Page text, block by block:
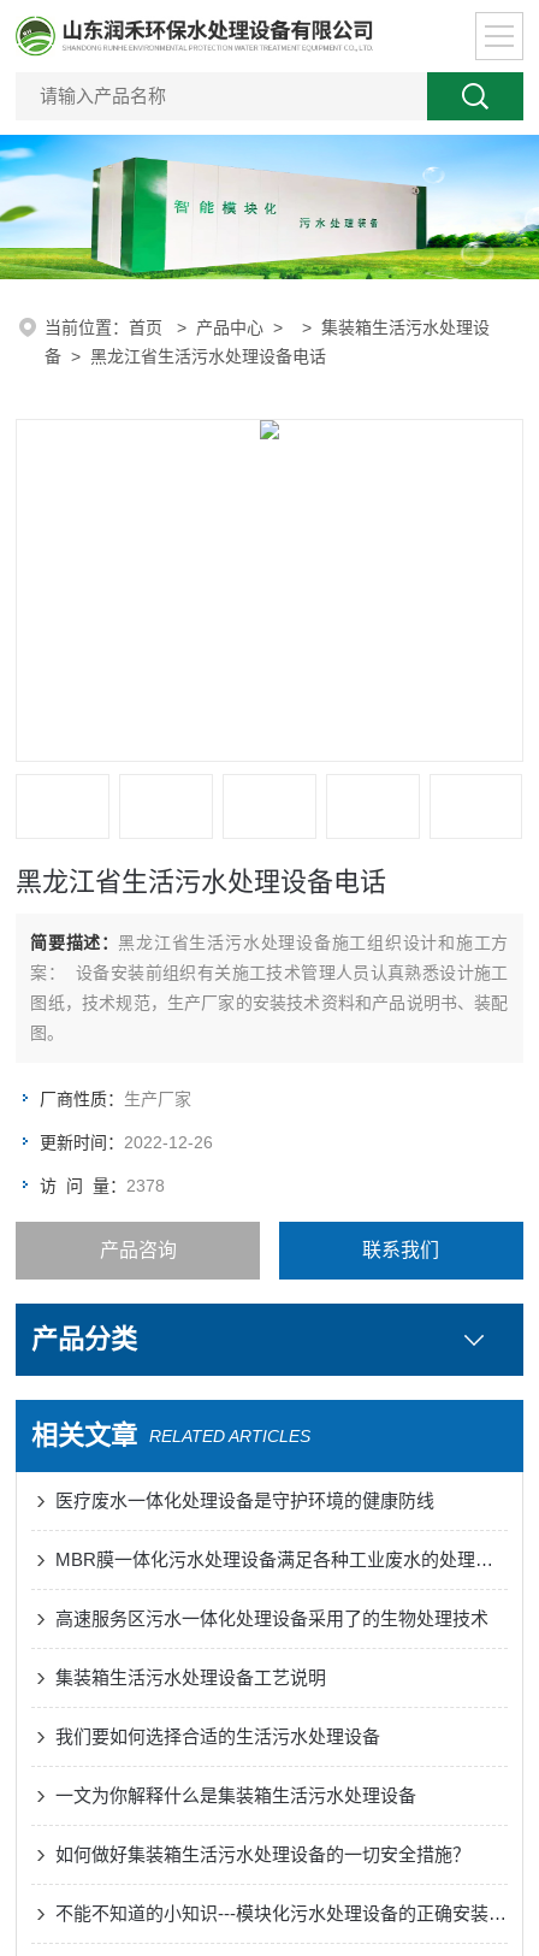
当前位置：首页 > 产品中心 > >集装箱生活污水处理设
备 > 黑龙江省生活污水处理设备电话
黑龙江省生活污水处理设备电话
简要描述：黑龙江省生活污水处理设备施工组织设计和施工方
案： 设备安装前组织有关施工技术管理人员认真熟悉设计施工
图纸，技术规范，生产厂家的安装技术资料和产品说明书、装配
图。
厂商性质： 生产厂家
更新时间： 2022-12-26
访 问 量： 2378
产品咨询 联系我们
产品分类
相关文章 RELATED ARTICLES
医疗废水一体化处理设备是守护环境的健康防线
MBR膜一体化污水处理设备满足各种工业废水的处理需求
高速服务区污水一体化处理设备采用了的生物处理技术
集装箱生活污水处理设备工艺说明
我们要如何选择合适的生活污水处理设备
一文为你解释什么是集装箱生活污水处理设备
如何做好集装箱生活污水处理设备的一切安全措施？
不能不知道的小知识---模块化污水处理设备的正确安装方法